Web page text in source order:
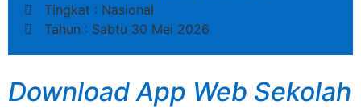
Tingkat : Nasional
Tahun : Sabtu 30 Mei 2026
Download App Web Sekolah